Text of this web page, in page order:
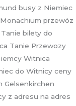
busy z Niemiec
przewóz
bilety do
Tanie Przewozy
Witnica
do Witnicy ceny
Gelsenkirchen
z adresu na adres